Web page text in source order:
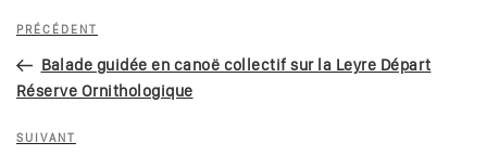
Navigation
l’article
Article
précédent
PRÉCÉDENT
Balade guidée en canoë collectif sur la Leyre Départ
Réserve Ornithologique
Article
SUIVANT